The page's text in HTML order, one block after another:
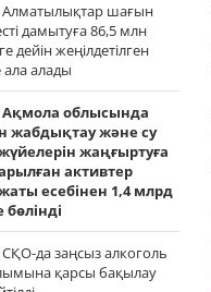
Алматылықтар шағын
дамытуға 86,5 млн
дейін жеңілдетілген
ала алады
Ақмола облысында
жабдықтау және су
жаңғыртуға
активтер
есебінен 1,4 млрд
бөлінді
СҚО-да заңсыз алкоголь
қарсы бақылау